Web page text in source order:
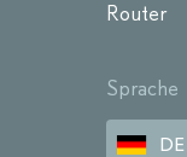
Router
Sprache
DE